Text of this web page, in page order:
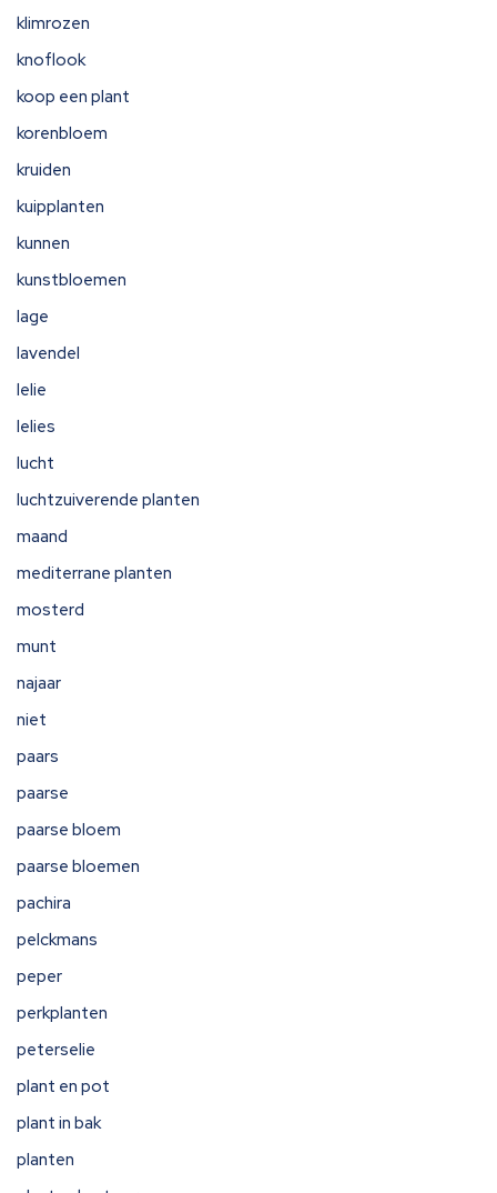
klimrozen
knoflook
koop een plant
korenbloem
kruiden
kuipplanten
kunnen
kunstbloemen
lage
lavendel
lelie
lelies
lucht
luchtzuiverende planten
maand
mediterrane planten
mosterd
munt
najaar
niet
paars
paarse
paarse bloem
paarse bloemen
pachira
pelckmans
peper
perkplanten
peterselie
plant en pot
plant in bak
planten